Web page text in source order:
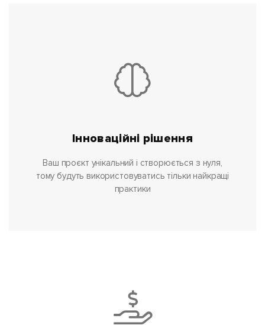
Інноваційні рішення
Ваш проєкт унікальний і створюється з нуля,
тому будуть використовуватись тільки найкращі
практики